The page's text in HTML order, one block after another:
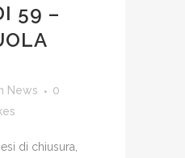
59 –
News
0
di chiusura,